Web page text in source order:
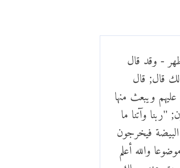
- وقد قال
قال; قال
ويبعث منها
وآتنا ما
فيخرجون
والله أعلم